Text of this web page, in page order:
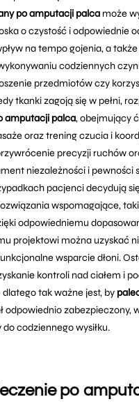
po amputacji palca może
o czystość i odpowiednie
na tempo gojenia, a
codziennych
przedmiotów czy
tkanki zagoją się w pełni,
amputacji palca, obejmujący
oraz trening czucia i
precyzji ruchów
niezależności i pewności
pacjenci decydują
wspomagające,
odpowiedniemu
projektowi można uzyskać
wsparcie dłoni.
kontroli nad ciałem i
tak ważne jest, by
odpowiednio zabezpieczony,
codziennego wysiłku.
po